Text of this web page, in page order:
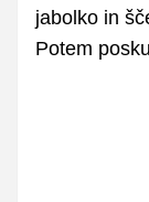
jabolko in
Potem